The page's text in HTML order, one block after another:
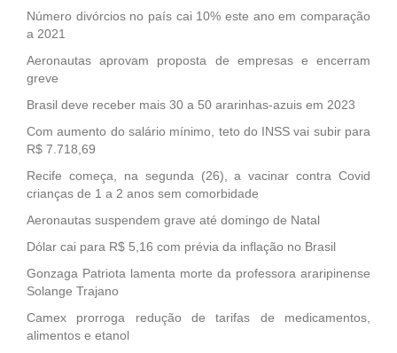
Número divórcios no país cai 10% este ano em comparação
a 2021
Aeronautas aprovam proposta de empresas e encerram
greve
Brasil deve receber mais 30 a 50 ararinhas-azuis em 2023
Com aumento do salário mínimo, teto do INSS vai subir para
R$ 7.718,69
Recife começa, na segunda (26), a vacinar contra Covid
crianças de 1 a 2 anos sem comorbidade
Aeronautas suspendem grave até domingo de Natal
Dólar cai para R$ 5,16 com prévia da inflação no Brasil
Gonzaga Patriota lamenta morte da professora araripinense
Solange Trajano
Camex prorroga redução de tarifas de medicamentos,
alimentos e etanol